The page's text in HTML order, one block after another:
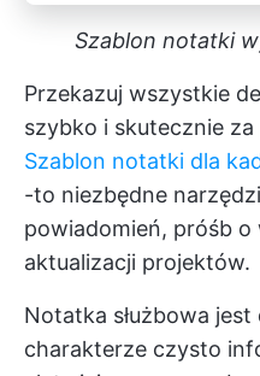
Szablon notatki
Przekazuj wszystkie
szybko i skutecznie
Szablon notatki dla
-to niezbędne
powiadomień, próśb o
aktualizacji projektów.
Notatka służbowa
charakterze czysto